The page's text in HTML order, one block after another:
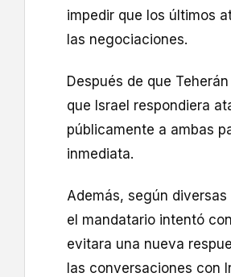
impedir que los últimos
las negociaciones.
Después de que
que Israel respondiera
públicamente a ambas
inmediata.
Además, según
el mandatario intentó
evitara una nueva
las conversaciones con